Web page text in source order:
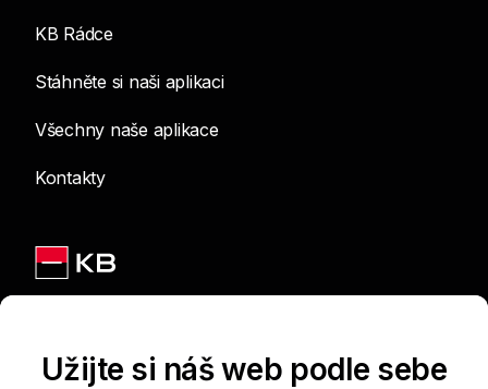
KB Rádce
Stáhněte si naši aplikaci
Všechny naše aplikace
Kontakty
Užijte si náš web podle sebe